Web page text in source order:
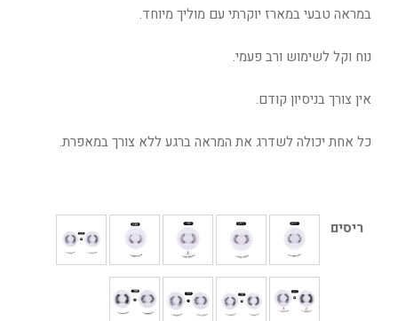
במראה טבעי במארז יוקרתי עם מוליך מיוחד.
נוח וקל לשימוש ורב פעמי.
אין צורך בניסיון קודם.
כל אחת יכולה לשדרג את המראה ברגע ללא צורך במאפרת.
ריסים